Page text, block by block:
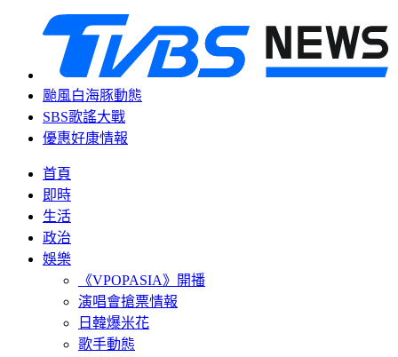
颱風白海豚動態
SBS歌謠大戰
優惠好康情報
首頁
即時
生活
政治
娛樂
《VPOPASIA》開播
演唱會搶票情報
日韓爆米花
歌手動態